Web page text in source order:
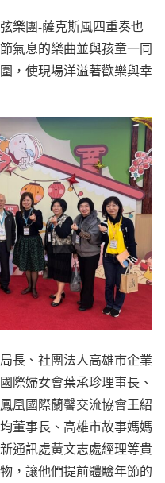
樂團-薩克斯風四重奏也
氣息的樂曲並與孩童一同
，使現場洋溢著歡樂與幸
長、社團法人高雄市企業
際婦女會葉承珍理事長、
凰國際蘭馨交流協會王紹
董事長、高雄市故事媽媽
通訊處黃文志處經理等貴
，讓他們提前體驗年節的